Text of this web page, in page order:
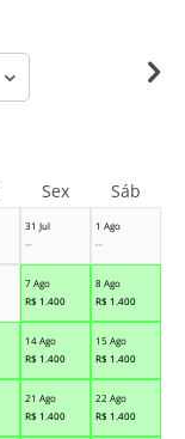
31 Jul
--
1 Ago
--
7 Ago
R$ 1.400
8 Ago
R$ 1.400
14 Ago
R$ 1.400
15 Ago
R$ 1.400
21 Ago
R$ 1.400
22 Ago
R$ 1.400
Sex Sáb